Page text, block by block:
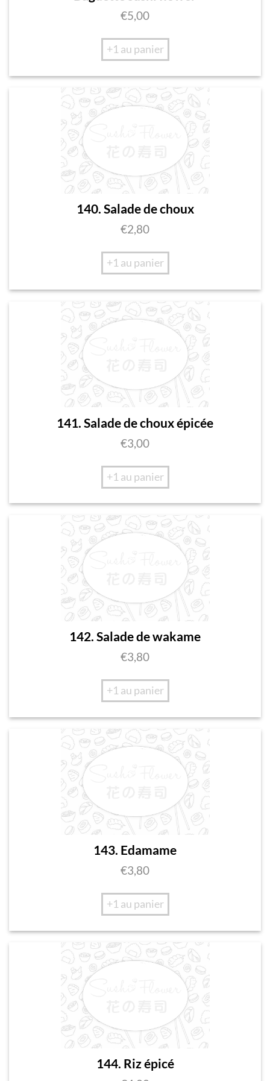
€5,00
+1 au panier
140. Salade de choux
€2,80
+1 au panier
141. Salade de choux épicée
€3,00
+1 au panier
142. Salade de wakame
€3,80
+1 au panier
143. Edamame
€3,80
+1 au panier
144. Riz épicé